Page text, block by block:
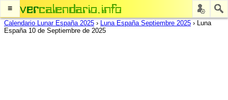
≡
Calendario Lunar España 2025 › Luna España Septiembre 2025 › Luna
España 10 de Septiembre de 2025